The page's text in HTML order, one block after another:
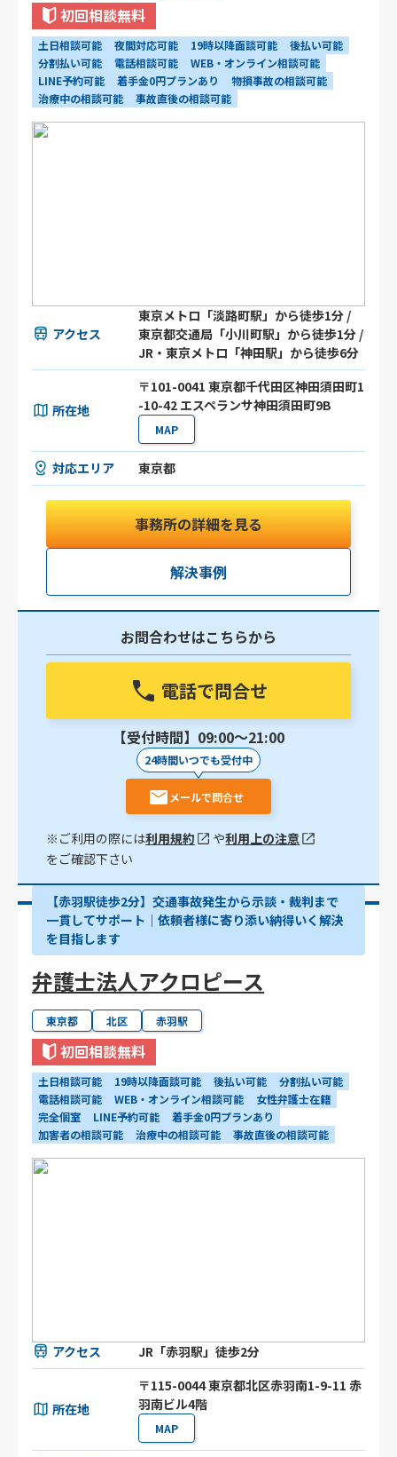
初回相談無料
土日相談可能 夜間対応可能 19時以降面談可能
後払い可能
分割払い可能
電話相談可能
WEB・オンライン相談可能
LINE予約可能
着手金0円プランあり
物損事故の相談可能
治療中の相談可能
事故直後の相談可能
アクセス
東京メトロ「淡路町駅」から徒歩1分 /
東京都交通局「小川町駅」から徒歩1分 /
JR・東京メトロ「神田駅」から徒歩6分
所在地
〒101-0041 東京都千代田区神田須田町1
-10-42 エスペランサ神田須田町9B
MAP
対応エリア 東京都
事務所の詳細を見る
解決事例
お問合わせはこちらから
電話で問合せ
【受付時間】09:00〜21:00
24時間いつでも受付中
メールで問合せ
※ご利用の際には利用規約 や利用上の注意
をご確認下さい
【赤羽駅徒歩2分】交通事故発生から示談・裁判まで
一貫してサポート｜依頼者様に寄り添い納得いく解決
を目指します
弁護士法人アクロピース
東京都 北区 赤羽駅
初回相談無料
土日相談可能 19時以降面談可能 後払い可能
分割払い可能
電話相談可能
WEB・オンライン相談可能
女性弁護士在籍
完全個室
LINE予約可能
着手金0円プランあり
加害者の相談可能
治療中の相談可能 事故直後の相談可能
アクセス JR「赤羽駅」徒歩2分
所在地
〒115-0044 東京都北区赤羽南1-9-11 赤
羽南ビル4階
MAP